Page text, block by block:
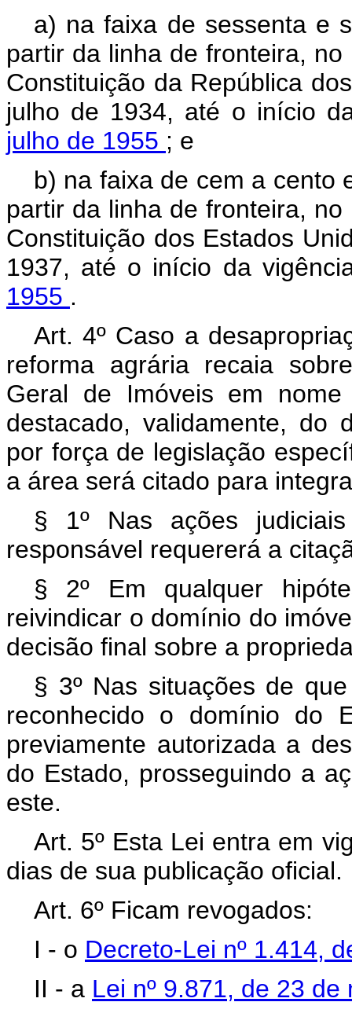
a) na faixa de sessenta e
partir da linha de fronteira,
Constituição da República
julho de 1934, até o início
julho de 1955 ; e
b) na faixa de cem a cento
partir da linha de fronteira,
Constituição dos Estados
1937, até o início da
1955 .
Art. 4º Caso a
reforma agrária recaia
Geral de Imóveis em
destacado, validamente, do
por força de legislação
a área será citado para
§ 1º Nas ações
responsável requererá a
§ 2º Em qualquer
reivindicar o domínio do
decisão final sobre a
§ 3º Nas situações de
reconhecido o domínio do
previamente autorizada a
do Estado, prosseguindo a
este.
Art. 5º Esta Lei entra em
dias de sua publicação oficial.
Art. 6º Ficam revogados:
I - o Decreto-Lei nº 1.414,
II - a Lei nº 9.871, de 23